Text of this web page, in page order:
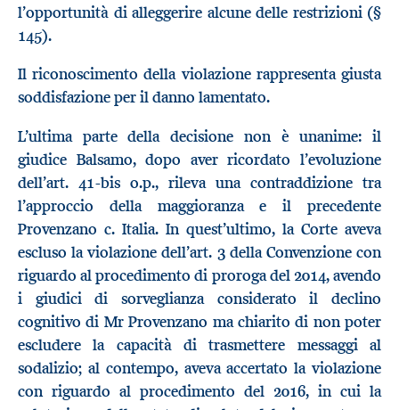
l’opportunità di alleggerire alcune delle restrizioni (§
145).
Il riconoscimento della violazione rappresenta giusta
soddisfazione per il danno lamentato.
L’ultima parte della decisione non è unanime: il
giudice Balsamo, dopo aver ricordato l’evoluzione
dell’art. 41-bis o.p., rileva una contraddizione tra
l’approccio della maggioranza e il precedente
Provenzano c. Italia. In quest’ultimo, la Corte aveva
escluso la violazione dell’art. 3 della Convenzione con
riguardo al procedimento di proroga del 2014, avendo
i giudici di sorveglianza considerato il declino
cognitivo di Mr Provenzano ma chiarito di non poter
escludere la capacità di trasmettere messaggi al
sodalizio; al contempo, aveva accertato la violazione
con riguardo al procedimento del 2016, in cui la